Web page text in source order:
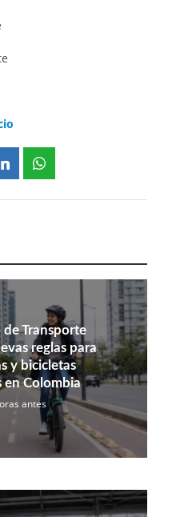
Transporte
reglas para
y bicicletas
en Colombia
antes